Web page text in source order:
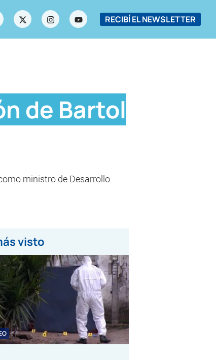
RECIBÍ EL NEWSLETTER
de Bartol
ministro de Desarrollo
visto